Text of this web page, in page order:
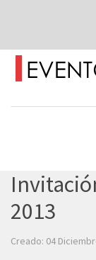
2013
Creado: 04